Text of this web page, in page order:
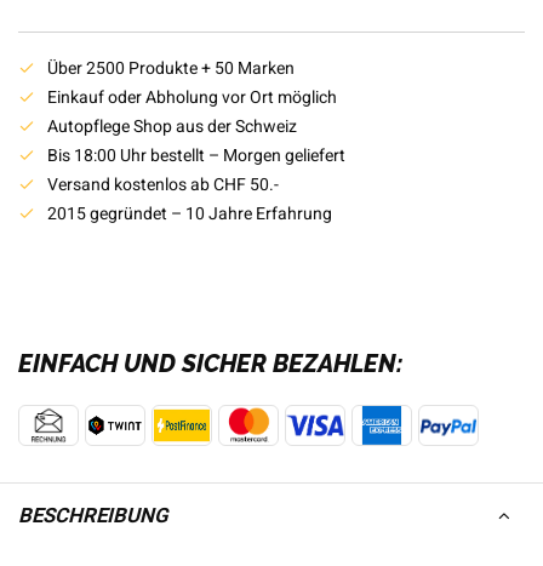
Über 2500 Produkte + 50 Marken
Einkauf oder Abholung vor Ort möglich
Autopflege Shop aus der Schweiz
Bis 18:00 Uhr bestellt – Morgen geliefert
Versand kostenlos ab CHF 50.-
2015 gegründet – 10 Jahre Erfahrung
EINFACH UND SICHER BEZAHLEN:
BESCHREIBUNG